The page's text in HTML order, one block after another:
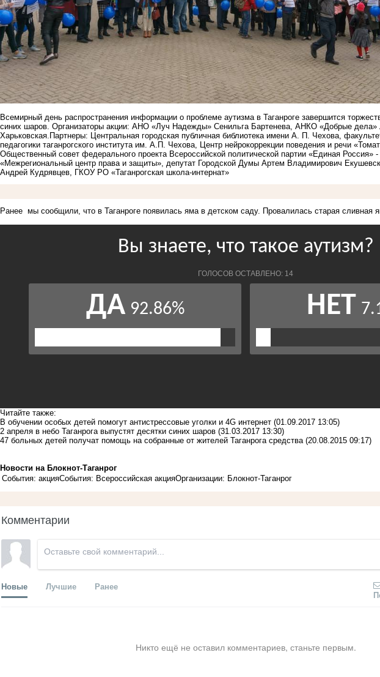
Всемирный день распространения информации о проблеме аутизма в Таганроге завершится
синих шаров. Организаторы акции: АНО «Луч Надежды» Сенильга Бартенева, АНКО «Добрые
Харьковская.Партнеры: Центральная городская публичная библиотека имени А. П. Чехова,
педагогики таганрогского института им. А.П. Чехова, Центр нейрокоррекции поведения и речи
Общественный совет федерального проекта Всероссийской политической партии «Единая
«Межрегиональный центр права и защиты», депутат Городской Думы Артем Владимирович
Андрей Кудрявцев, ГКОУ РО «Таганрогская школа-интернат»
Ранее мы сообщили, что в Таганроге появилась яма в детском саду. Провалилась старая сливная
Читайте также:
В обучении особых детей помогут антистрессовые уголки и 4G интернет (01.09.2017 13:05)
2 апреля в небо Таганрога выпустят десятки синих шаров (31.03.2017 13:30)
47 больных детей получат помощь на собранные от жителей Таганрога средства (20.08.2015 09:17)
Новости на Блoкнoт-Таганрог
События: акцияСобытия: Всероссийская акцияОрганизации: Блокнот-Таганрог
Комментарии
Новые Лучшие Ранее
Никто ещё не оставил комментариев, станьте первым.